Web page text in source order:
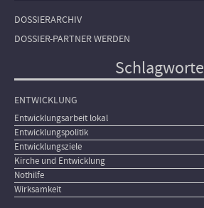
DOSSIERARCHIV
DOSSIER-PARTNER WERDEN
Schlagworte
ENTWICKLUNG
Entwicklungsarbeit lokal
Entwicklungspolitik
Entwicklungsziele
Kirche und Entwicklung
Nothilfe
Wirksamkeit